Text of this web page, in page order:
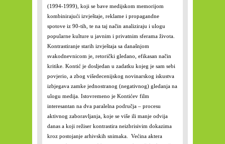
(1994-1999), koji se bave medijskom memorijom
kombinirajući izvještaje, reklame i propagandne
spotove iz 90-tih, te na taj način analiziraju i ulogu
popularne kulture u javnim i privatnim sferama života.
Kontrastiranje starih izvještaja sa današnjom
svakodnevnicom je, retorički gledano, efikasan način
kritike. Kontić je dosljedan u zadatku kojeg je sam sebi
povjerio, a zbog višedecenijskog novinarskog iskustva
izbjegava zamke jednostranog (negativnog) gledanja na
ulogu medija. Istovremeno je Kontićev film
interesantan na dva paralelna područja – procesu
aktivnog zaboravljanja, koje se više ili manje odvija
danas a koji režiser kontrastira neizbrisivim dokazima
kroz postojanje arhivskih snimaka. Većina aktera